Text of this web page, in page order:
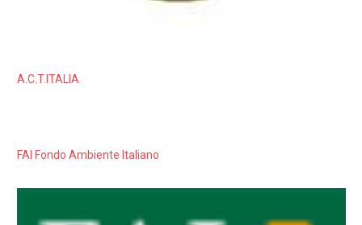
A.C.T.ITALIA
FAI Fondo Ambiente Italiano